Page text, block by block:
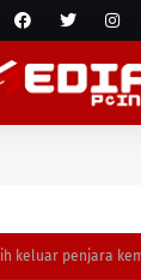
keluar penjara